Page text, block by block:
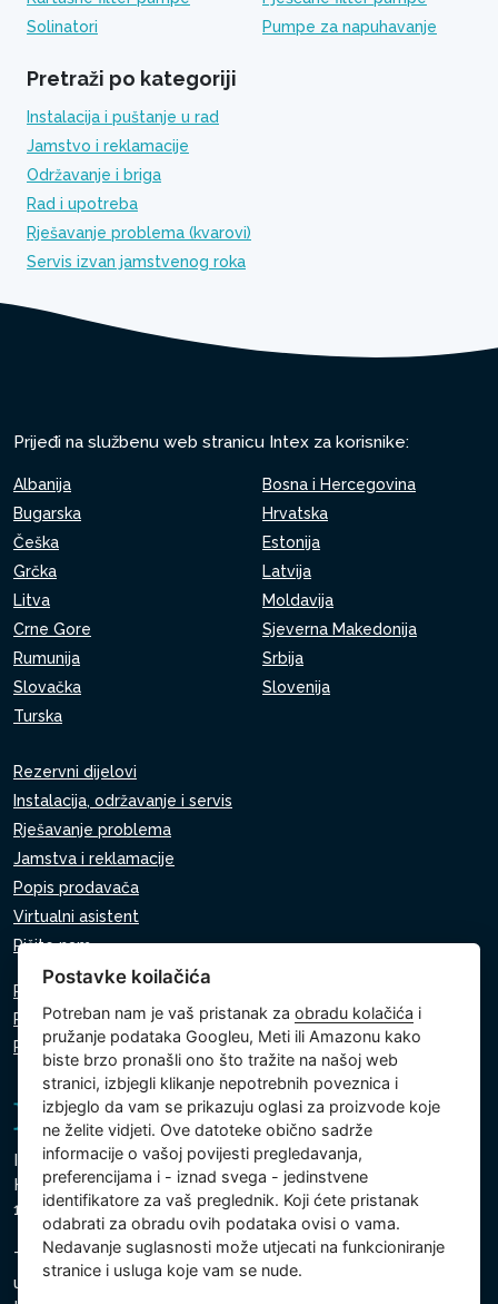
Solinatori
Pumpe za napuhavanje
Pretraži po kategoriji
Instalacija i puštanje u rad
Jamstvo i reklamacije
Održavanje i briga
Rad i upotreba
Rješavanje problema (kvarovi)
Servis izvan jamstvenog roka
Prijeđi na službenu web stranicu Intex za korisnike:
Albanija
Bosna i Hercegovina
Bugarska
Hrvatska
Češka
Estonija
Grčka
Latvija
Litva
Moldavija
Crne Gore
Sjeverna Makedonija
Rumunija
Srbija
Slovačka
Slovenija
Turska
Rezervni dijelovi
Instalacija, održavanje i servis
Rješavanje problema
Jamstva i reklamacije
Popis prodavača
Virtualni asistent
Pišite nam
Pravila o zaštiti osobnih podataka
Pravila o korištenju kolačića
Postavke kolačića
Intex Trading, s.r.o.
Hradecká 2526/3
130 00 Prag 3 - Češka Republika
Tvrtka je upisana pri Općinskom sudu u Pragu, odjel C,
uložak 74759
Postavke koilačića
Potreban nam je vaš pristanak zaobradu kolačića i
pružanje podataka Googleu, Meti ili Amazonu kako
biste brzo pronašli ono što tražite na našoj web
stranici, izbjegli klikanje nepotrebnih poveznica i
izbjeglo da vam se prikazuju oglasi za proizvode koje
ne želite vidjeti. Ove datoteke obično sadrže
informacije o vašoj povijesti pregledavanja,
preferencijama i - iznad svega - jedinstvene
identifikatore za vaš preglednik. Koji ćete pristanak
odabrati za obradu ovih podataka ovisi o vama.
Nedavanje suglasnosti može utjecati na funkcioniranje
stranice i usluga koje vam se nude.